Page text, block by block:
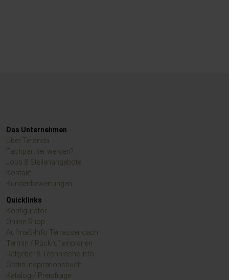
Das Unternehmen
Über Teranda
Fachpartner werden?
Jobs & Stellenangebote
Kontakt
Kundenbewertungen
Quicklinks
Konfigurator
Online Shop
Aufmaß-Info Terrassendach
Termin / Rückruf einplanen
Ratgeber & Technische Info
Gratis Inspirationsbuch
Katalog-/ Preisfrage